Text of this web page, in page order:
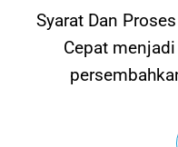
Syarat Dan
Cepat